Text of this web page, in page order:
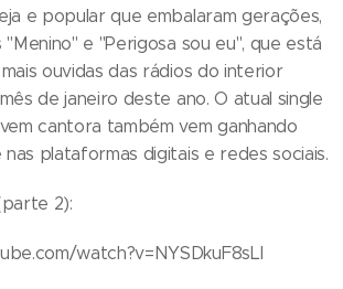
e popular que embalaram gerações,
"Menino" e "Perigosa sou eu", que está
ouvidas das rádios do interior
de janeiro deste ano. O atual single
cantora também vem ganhando
plataformas digitais e redes sociais.
2):
watch?v=NYSDkuF8sLI